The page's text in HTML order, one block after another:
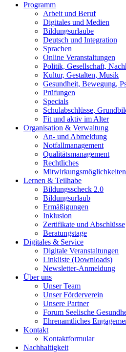
Programm
Arbeit und Beruf
Digitales und Medien
Bildungsurlaube
Deutsch und Integration
Sprachen
Online Veranstaltungen
Politik, Gesellschaft,
Kultur, Gestalten, Musik
Gesundheit, Bewegung,
Prüfungen
Specials
Schulabschlüsse,
Fit und aktiv im Alter
Organisation & Verwaltung
An- und Abmeldung
Notfallmanagement
Qualitätsmanagement
Rechtliches
Mitwirkungsmöglichkeiten
Lernen & Teilhabe
Bildungsscheck 2.0
Bildungsurlaub
Ermäßigungen
Inklusion
Zertifikate und Abschlüsse
Beratungstage
Digitales & Service
Digitale Veranstaltungen
Linkliste (Downloads)
Newsletter-Anmeldung
Über uns
Unser Team
Unser Förderverein
Unsere Partner
Forum Seelische
Ehrenamtliches
Kontakt
Kontaktformular
Nachhaltigkeit